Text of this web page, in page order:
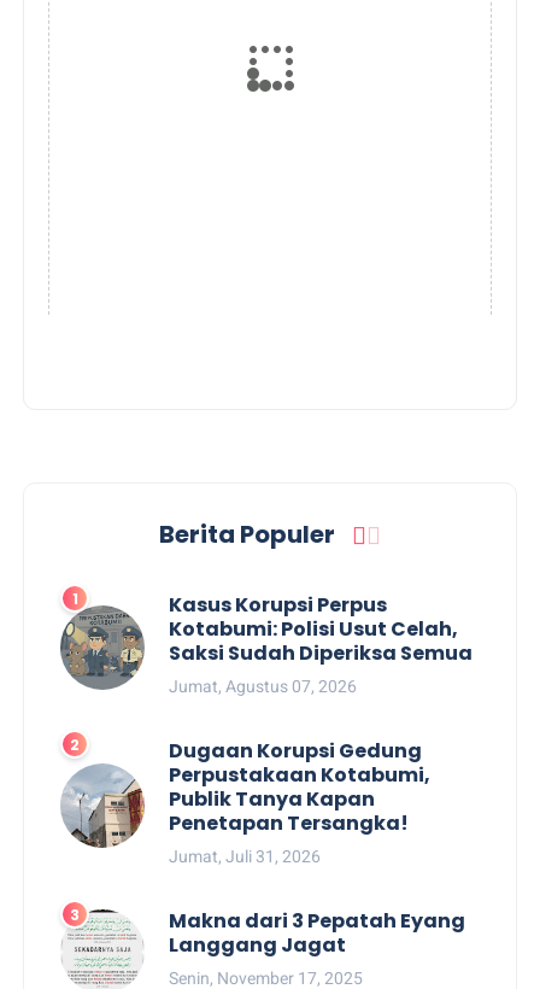
Berita Populer
Kasus Korupsi Perpus
Kotabumi: Polisi Usut Celah,
Saksi Sudah Diperiksa Semua
Jumat, Agustus 07, 2026
Dugaan Korupsi Gedung
Perpustakaan Kotabumi,
Publik Tanya Kapan
Penetapan Tersangka!
Jumat, Juli 31, 2026
Makna dari 3 Pepatah Eyang
Langgang Jagat
Senin, November 17, 2025